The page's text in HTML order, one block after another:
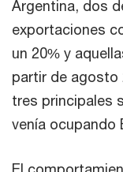
Argentina, dos
exportaciones
un 20% y
partir de agosto
tres principales
venía ocupando